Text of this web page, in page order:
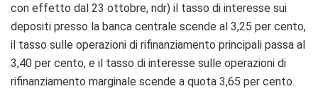
con effetto dal 23 ottobre, ndr) il tasso di interesse sui
depositi presso la banca centrale scende al 3,25 per cento,
il tasso sulle operazioni di rifinanziamento principali passa al
3,40 per cento, e il tasso di interesse sulle operazioni di
rifinanziamento marginale scende a quota 3,65 per cento.